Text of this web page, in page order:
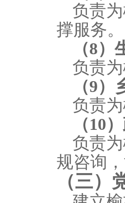
负责
撑服务。
（8）
负责
（9）
负责
（10
负责
规咨询
（三）